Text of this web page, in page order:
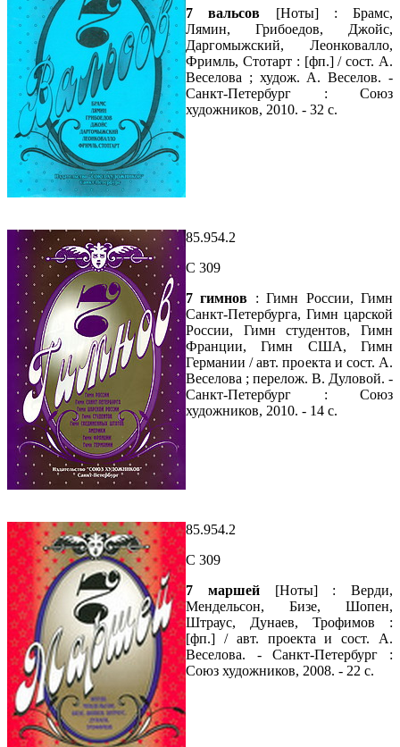
7 вальсов [Ноты] : Брамс,
Лямин, Грибоедов, Джойс,
Даргомыжский, Леонковалло,
Фримль, Стотарт : [фп.] / сост. А.
Веселова ; худож. А. Веселов. -
Санкт-Петербург : Союз
художников, 2010. - 32 с.
85.954.2
С 309
7 гимнов : Гимн России, Гимн
Санкт-Петербурга, Гимн царской
России, Гимн студентов, Гимн
Франции, Гимн США, Гимн
Германии / авт. проекта и сост. А.
Веселова ; перелож. В. Дуловой. -
Санкт-Петербург : Союз
художников, 2010. - 14 с.
85.954.2
С 309
7 маршей[Ноты] : Верди,
Мендельсон, Бизе, Шопен,
Штраус, Дунаев, Трофимов :
[фп.] / авт. проекта и сост. А.
Веселова. - Санкт-Петербург :
Союз художников, 2008. - 22 с.